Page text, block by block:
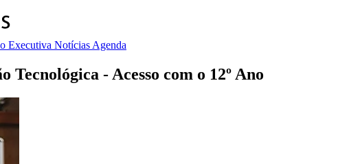
Executiva Notícias Agenda
Tecnológica - Acesso com o 12º Ano